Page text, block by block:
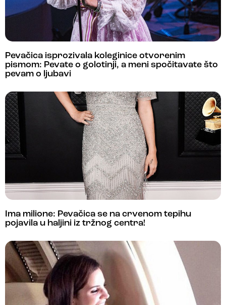
Pevačica isprozivala koleginice otvorenim
pismom: Pevate o golotinji, a meni spočitavate što
pevam o ljubavi
Ima milione: Pevačica se na crvenom tepihu
pojavila u haljini iz tržnog centra!